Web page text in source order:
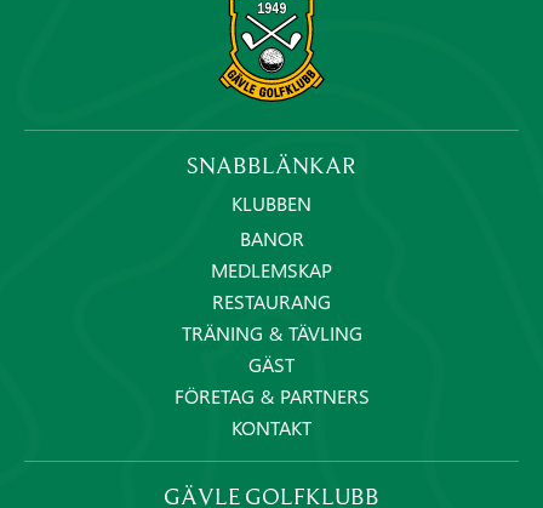
SNABBLÄNKAR
KLUBBEN
BANOR
MEDLEMSKAP
RESTAURANG
TRÄNING & TÄVLING
GÄST
FÖRETAG & PARTNERS
KONTAKT
GÄVLE GOLFKLUBB